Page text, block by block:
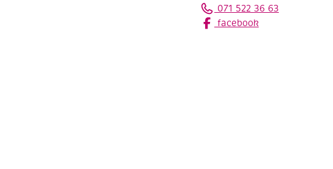
071 522 36 63
facebook